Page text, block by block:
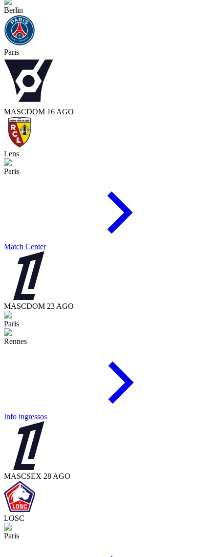
Berlin
Paris
MASCDOM 16 AGO
Lens
Paris
Match Center
MASCDOM 23 AGO
Paris
Rennes
Info ingressos
MASCSEX 28 AGO
LOSC
Paris